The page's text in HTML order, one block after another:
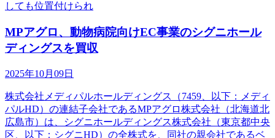
しても位置付けられ
MPアグロ、動物病院向けEC事業のシグニホール
ディングスを買収
2025年10月09日
株式会社メディパルホールディングス（7459、以下：メディ
パルHD）の連結子会社であるMPアグロ株式会社（北海道北
広島市）は、シグニホールディングス株式会社（東京都中央
区、以下：シグニHD）の全株式を、同社の親会社であるベ